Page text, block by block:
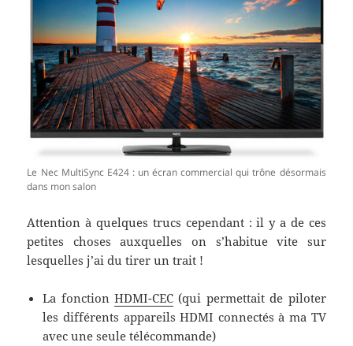
Le Nec MultiSync E424 : un écran commercial qui trône désormais
dans mon salon
Attention à quelques trucs cependant : il y a de ces
petites choses auxquelles on s’habitue vite sur
lesquelles j’ai du tirer un trait !
La fonctionHDMI-CEC (qui permettait de piloter
les différents appareils HDMI connectés à ma TV
avec une seule télécommande)